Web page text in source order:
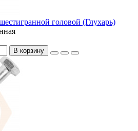
головой (Глухарь)
В корзину